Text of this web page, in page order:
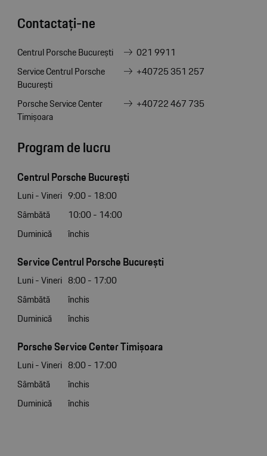
Contactați-ne
Centrul Porsche București
021 9911
Service Centrul Porsche
București
+40725 351 257
Porsche Service Center
Timișoara
+40722 467 735
Program de lucru
Centrul Porsche București
Luni - Vineri 9:00 - 18:00
Sâmbătă
10:00 - 14:00
Duminică
închis
Service Centrul Porsche București
Luni - Vineri 8:00 - 17:00
Sâmbătă
închis
Duminică
închis
Porsche Service Center Timișoara
Luni - Vineri 8:00 - 17:00
Sâmbătă
închis
Duminică
închis